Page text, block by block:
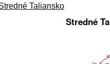
Taliansko